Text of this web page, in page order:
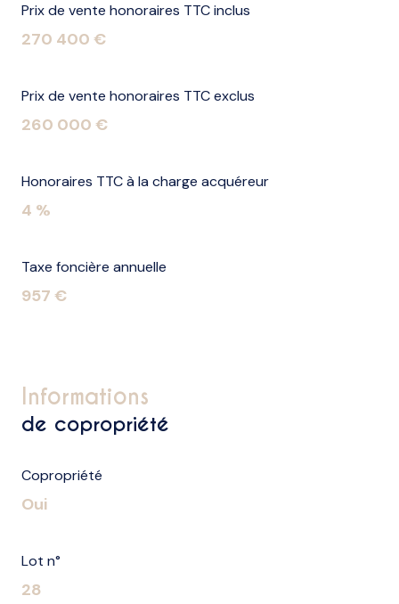
Prix de vente honoraires TTC inclus
270 400 €
Prix de vente honoraires TTC exclus
260 000 €
Honoraires TTC à la charge acquéreur
4 %
Taxe foncière annuelle
957 €
informations
de copropriété
Copropriété
Oui
Lot n°
28